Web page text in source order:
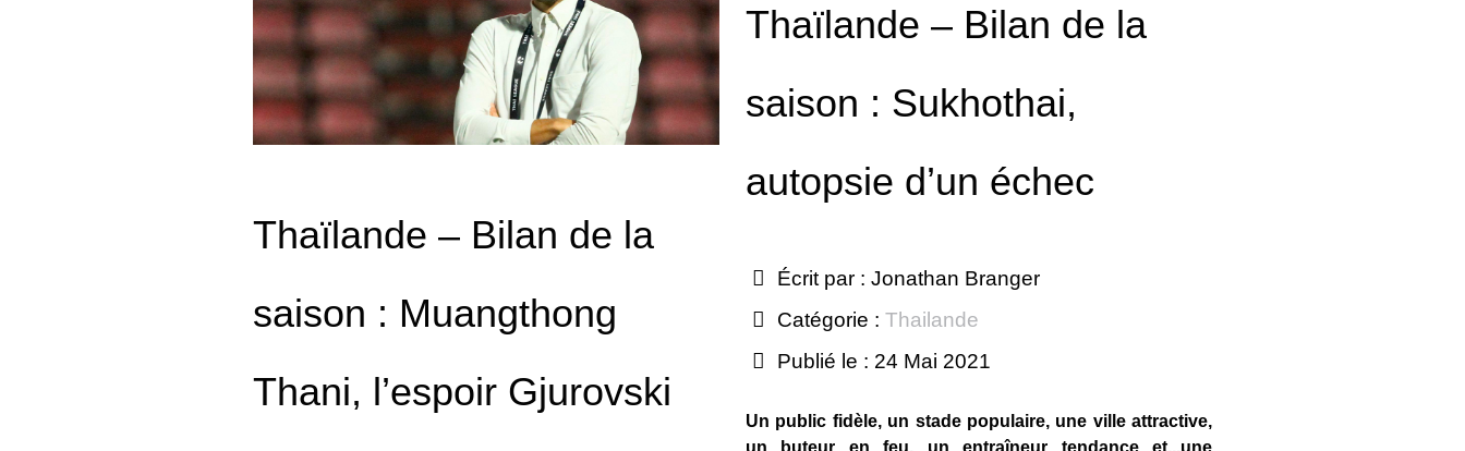
Thaïlande – Bilan de la
saison : Muangthong
Thani, l’espoir Gjurovski
Thaïlande – Bilan de la
saison : Sukhothai,
autopsie d’un échec
Écrit par : Jonathan Branger
Catégorie : Thailande
Publié le : 24 Mai 2021
Un public fidèle, un stade populaire, une ville attractive,
un buteur en feu, un entraîneur tendance et...une